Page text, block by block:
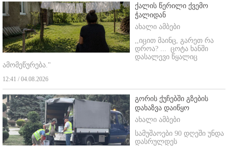
ქალის წერილი ქვემო
ჭალიდან
ახალი ამბები
,,იცით მაინც, გარეთ რა
დროა? ... ცოტა ხანში
დასალევი წყალიც
ამომეწურება."
12:41 / 04.08.2026
გორის ქუჩებში გზების
დახაზვა დაიწყო
ახალი ამბები
სამუშაოები 90 დღეში უნდა
დასრულდეს